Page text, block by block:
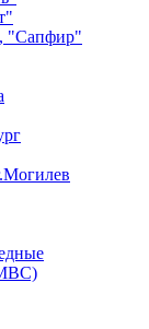
"Сапфир"